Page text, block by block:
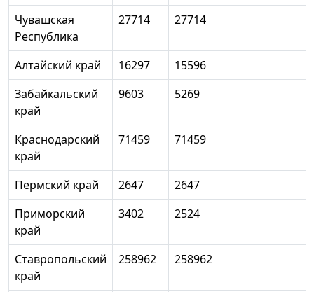
Чувашская
Республика
27714 27714
Алтайский край 16297
15596
Забайкальский
край
9603 5269
Краснодарский
край
71459 71459
Пермский край 2647
2647
Приморский
край
3402 2524
Ставропольский
край
258962 258962